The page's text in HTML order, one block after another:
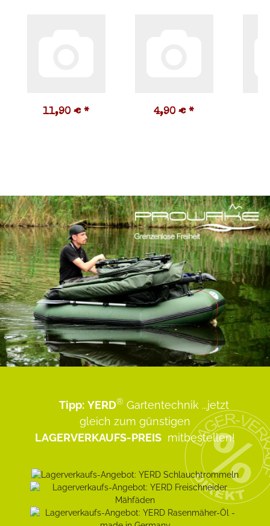
11,90 € * 4,90 € *
Tipp: YERD® Gartentechnik ...jetzt
gleich zum günstigen
LAGERVERKAUFS-PREIS mitbestellen!